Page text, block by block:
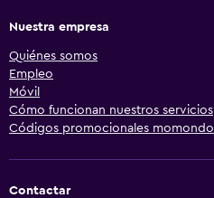
Nuestra empresa
Quiénes somos
Empleo
Móvil
Cómo funcionan nuestros servicios
Códigos promocionales momondo
Contactar